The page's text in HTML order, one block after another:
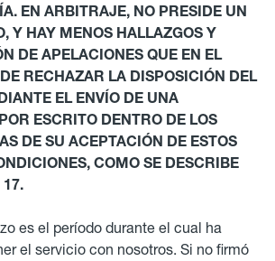
EN ARBITRAJE, NO PRESIDE UN
Y HAY MENOS HALLAZGOS Y
DE APELACIONES QUE EN EL
RECHAZAR LA DISPOSICIÓN DEL
EL ENVÍO DE UNA
ESCRITO DENTRO DE LOS
DE SU ACEPTACIÓN DE ESTOS
COMO SE DESCRIBE
17.
es el período durante el cual ha
el servicio con nosotros. Si no firmó